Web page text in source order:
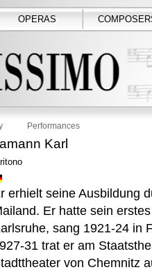
OPERAS
Performances
Karl
erhielt seine Ausbildung
Er hatte sein
sang 1921-24 in
31 trat er am
von Chemnitz